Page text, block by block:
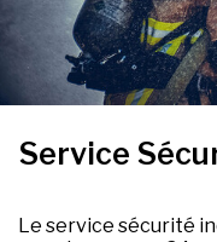
Service
Le service sécurité